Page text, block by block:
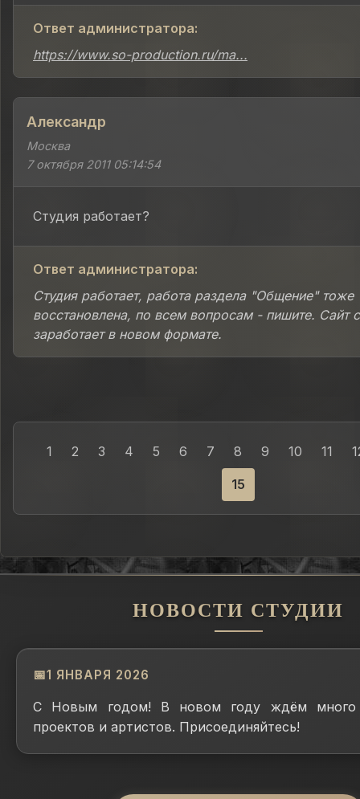
Ответ администратора:
https://www.so-production.ru/ma...
Александр
Москва
7 октября 2011 05:14:54
Студия работает?
Ответ администратора:
Студия работает, работа раздела "Общение" тоже
восстановлена, по всем вопросам - пишите. Сайт
заработает в новом формате.
1 2 3 4 5 6 7 8 9 10 11
15
НОВОСТИ СТУДИИ
1 ЯНВАРЯ 2026
С Новым годом! В новом году ждём много
проектов и артистов. Присоединяйтесь!